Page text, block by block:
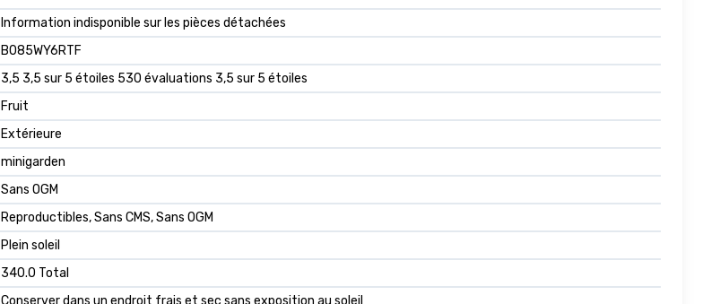
‎Information indisponible sur les pièces détachées
B085WY6RTF
3,5 3,5 sur 5 étoiles 530 évaluations 3,5 sur 5 étoiles
Fruit
Extérieure
minigarden
Sans OGM
Reproductibles, Sans CMS, Sans OGM
Plein soleil
340.0 Total
Conserver dans un endroit frais et sec sans exposition au soleil